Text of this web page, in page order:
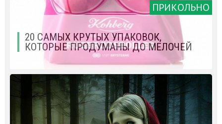
ПРИКОЛЬНО
20 САМЫХ КРУТЫХ УПАКОВОК,
КОТОРЫЕ ПРОДУМАНЫ ДО МЕЛОЧЕЙ